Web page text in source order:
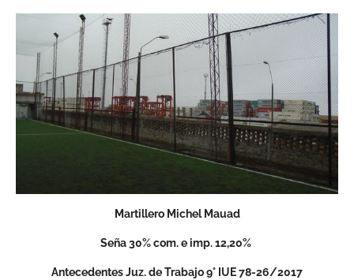
Martillero Michel Mauad
Seña 30% com. e imp. 12,20%
Antecedentes Juz. de Trabajo 9° IUE 78-26/2017